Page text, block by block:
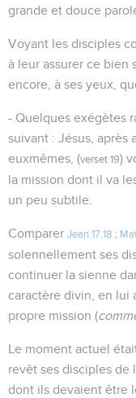
grande et douce
Voyant les disciples
à leur assurer ce bien
encore, à ses yeux,
- Quelques exégètes
suivant : Jésus, après
euxmêmes, (verset 19)
la mission dont il va
un peu subtile.
Comparer Jean 17.18 ;
solennellement ses
continuer la sienne
caractère divin, en lui
propre mission (
Le moment actuel
revêt ses disciples de
dont ils devaient être